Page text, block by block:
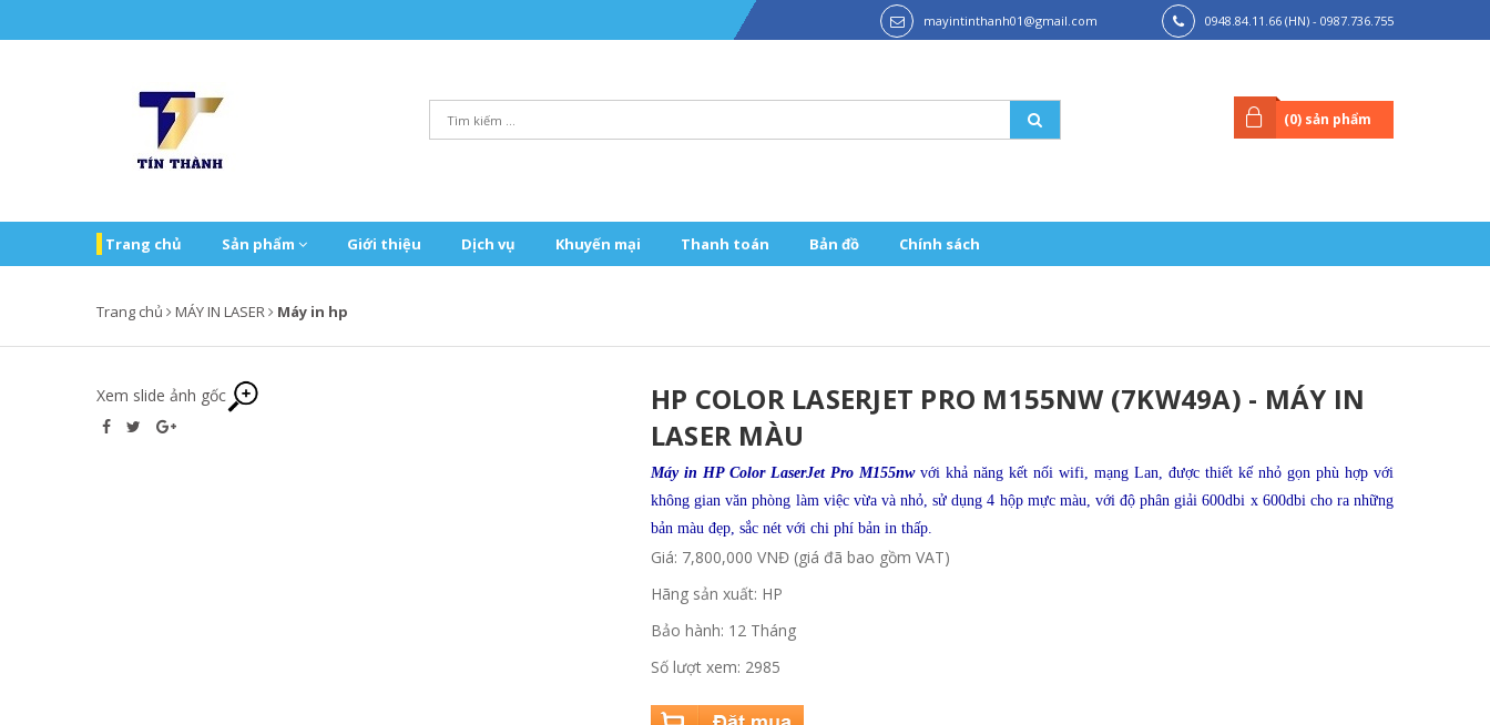
mayintinthanh01@gmail.com 0948.84.11.66 (HN) - 0987.736.755
(0) sản phẩm
Trang chủ Sản phẩm Giới thiệu Dịch vụ Khuyến mại Thanh toán Bản đồ Chính sách
Trang chủ MÁY IN LASER Máy in hp
Xem slide ảnh gốc
HP COLOR LASERJET PRO M155NW (7KW49A) - MÁY IN
LASER MÀU
Máy in HP Color LaserJet Pro M155nwvới khả năng kết nối wifi, mạng Lan, được thiết kế nhỏ gọn phù hợp với
không gian văn phòng làm việc vừa và nhỏ, sử dụng 4 hộp mực màu, với độ phân giải 600dbi x 600dbi cho ra những
bản màu đẹp, sắc nét với chi phí bản in thấp.
Giá: 7,800,000 VNĐ (giá đã bao gồm VAT)
Hãng sản xuất: HP
Bảo hành: 12 Tháng
Số lượt xem: 2985